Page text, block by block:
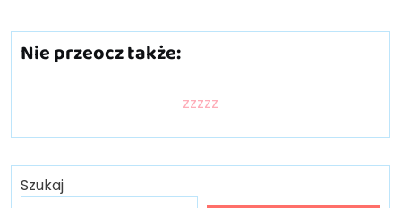
Nie przeocz także:
zzzzz
Szukaj